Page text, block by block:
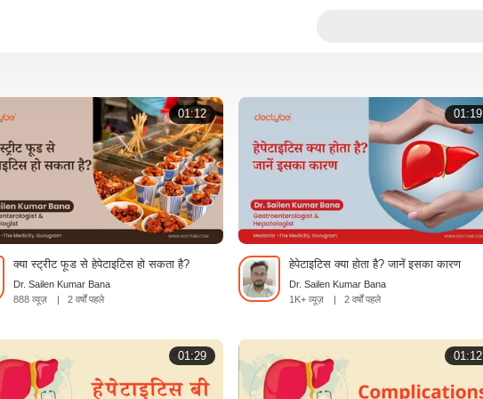
01:12
क्या स्ट्रीट फूड से हेपेटाइटिस हो सकता है?
Dr. Sailen Kumar Bana
888 व्यूज़
| 2 वर्षों पहले
01:19
हेपेटाइटिस क्या होता है? जानें इसका कारण
Dr. Sailen Kumar Bana
1K+ व्यूज़
| 2 वर्षों पहले
01:29 01:12